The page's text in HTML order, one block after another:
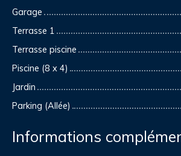
Garage
Terrasse 1
Terrasse piscine
Piscine (8 x 4)
Jardin
Parking (Allée)
Informations